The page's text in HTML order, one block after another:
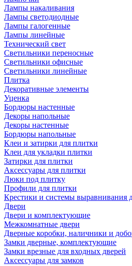
Лампы накаливания
Лампы светодиодные
Лампы галогенные
Лампы линейные
Технический свет
Светильники переносные
Светильники офисные
Светильники линейные
Плитка
Декоративные элементы
Уценка
Бордюры настенные
Декоры напольные
Декоры настенные
Бордюры напольные
Клеи и затирки для плитки
Клеи для укладки плитки
Затирки для плитки
Аксессуары для плитки
Люки под плитку
Профили для плитки
Крестики и системы выравнивания
Двери
Двери и комплектующие
Межкомнатные двери
Дверные коробки, наличники и
Замки дверные, комплектующие
Замки врезные для входных дверей
Аксессуары для замков